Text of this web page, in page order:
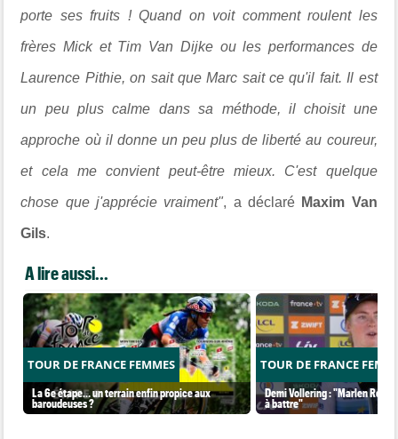
porte ses fruits ! Quand on voit comment roulent les
frères Mick et Tim Van Dijke ou les performances de
Laurence Pithie, on sait que Marc sait ce qu'il fait. Il est
un peu plus calme dans sa méthode, il choisit une
approche où il donne un peu plus de liberté au coureur,
et cela me convient peut-être mieux. C'est quelque
chose que j'apprécie vraiment", a déclaré Maxim Van
Gils.
A lire aussi...
TOUR DE FRANCE FEMMES
La 6e étape… un terrain enfin propice aux
baroudeuses ?
TOUR DE FRANCE
Demi Vollering : "Marlen
à battre"